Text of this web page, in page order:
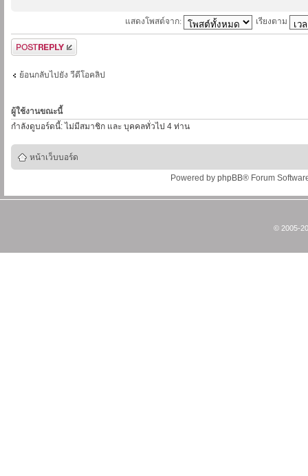
แสดงโพสต์จาก: เรียงตาม
ตอบกระทู้
ย้อนกลับไปยัง วีดีโอคลิป
ผู้ใช้งานขณะนี้
กำลังดูบอร์ดนี้: ไม่มีสมาชิก และ บุคคลทั่วไป 4 ท่าน
หน้าเว็บบอร์ด
Powered by phpBB® Forum
© 2005-